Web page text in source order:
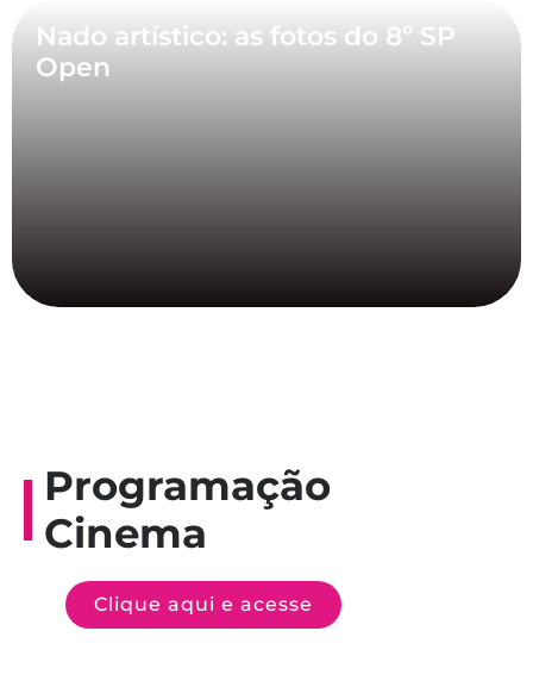
Nado artístico: as fotos do 8º SP
Open
Programação
Cinema
Clique aqui e acesse